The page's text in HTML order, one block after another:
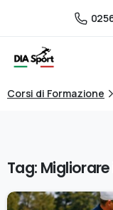
Corsi di Formazione
Tag: